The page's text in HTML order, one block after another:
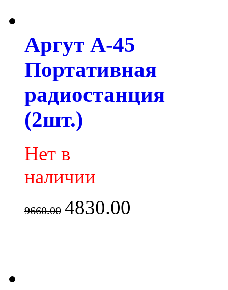
Аргут А-45
Портативная
радиостанция
(2шт.)
Нет в
наличии
9660.00 4830.00